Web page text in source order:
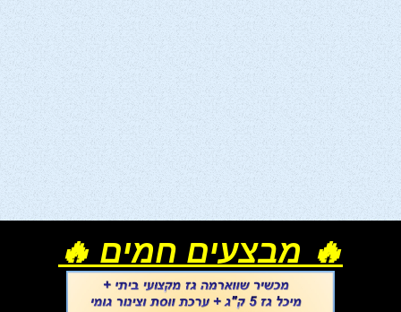
🔥 מבצעים חמים 🔥